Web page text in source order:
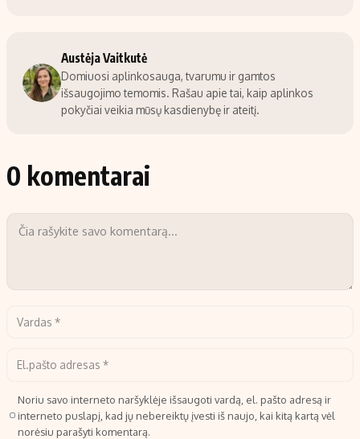
Austėja Vaitkutė
Domiuosi aplinkosauga, tvarumu ir gamtos
išsaugojimo temomis. Rašau apie tai, kaip aplinkos
pokyčiai veikia mūsų kasdienybę ir ateitį.
0 komentarai
Noriu savo interneto naršyklėje išsaugoti vardą, el. pašto adresą ir
interneto puslapį, kad jų nebereiktų įvesti iš naujo, kai kitą kartą vėl
norėsiu parašyti komentarą.